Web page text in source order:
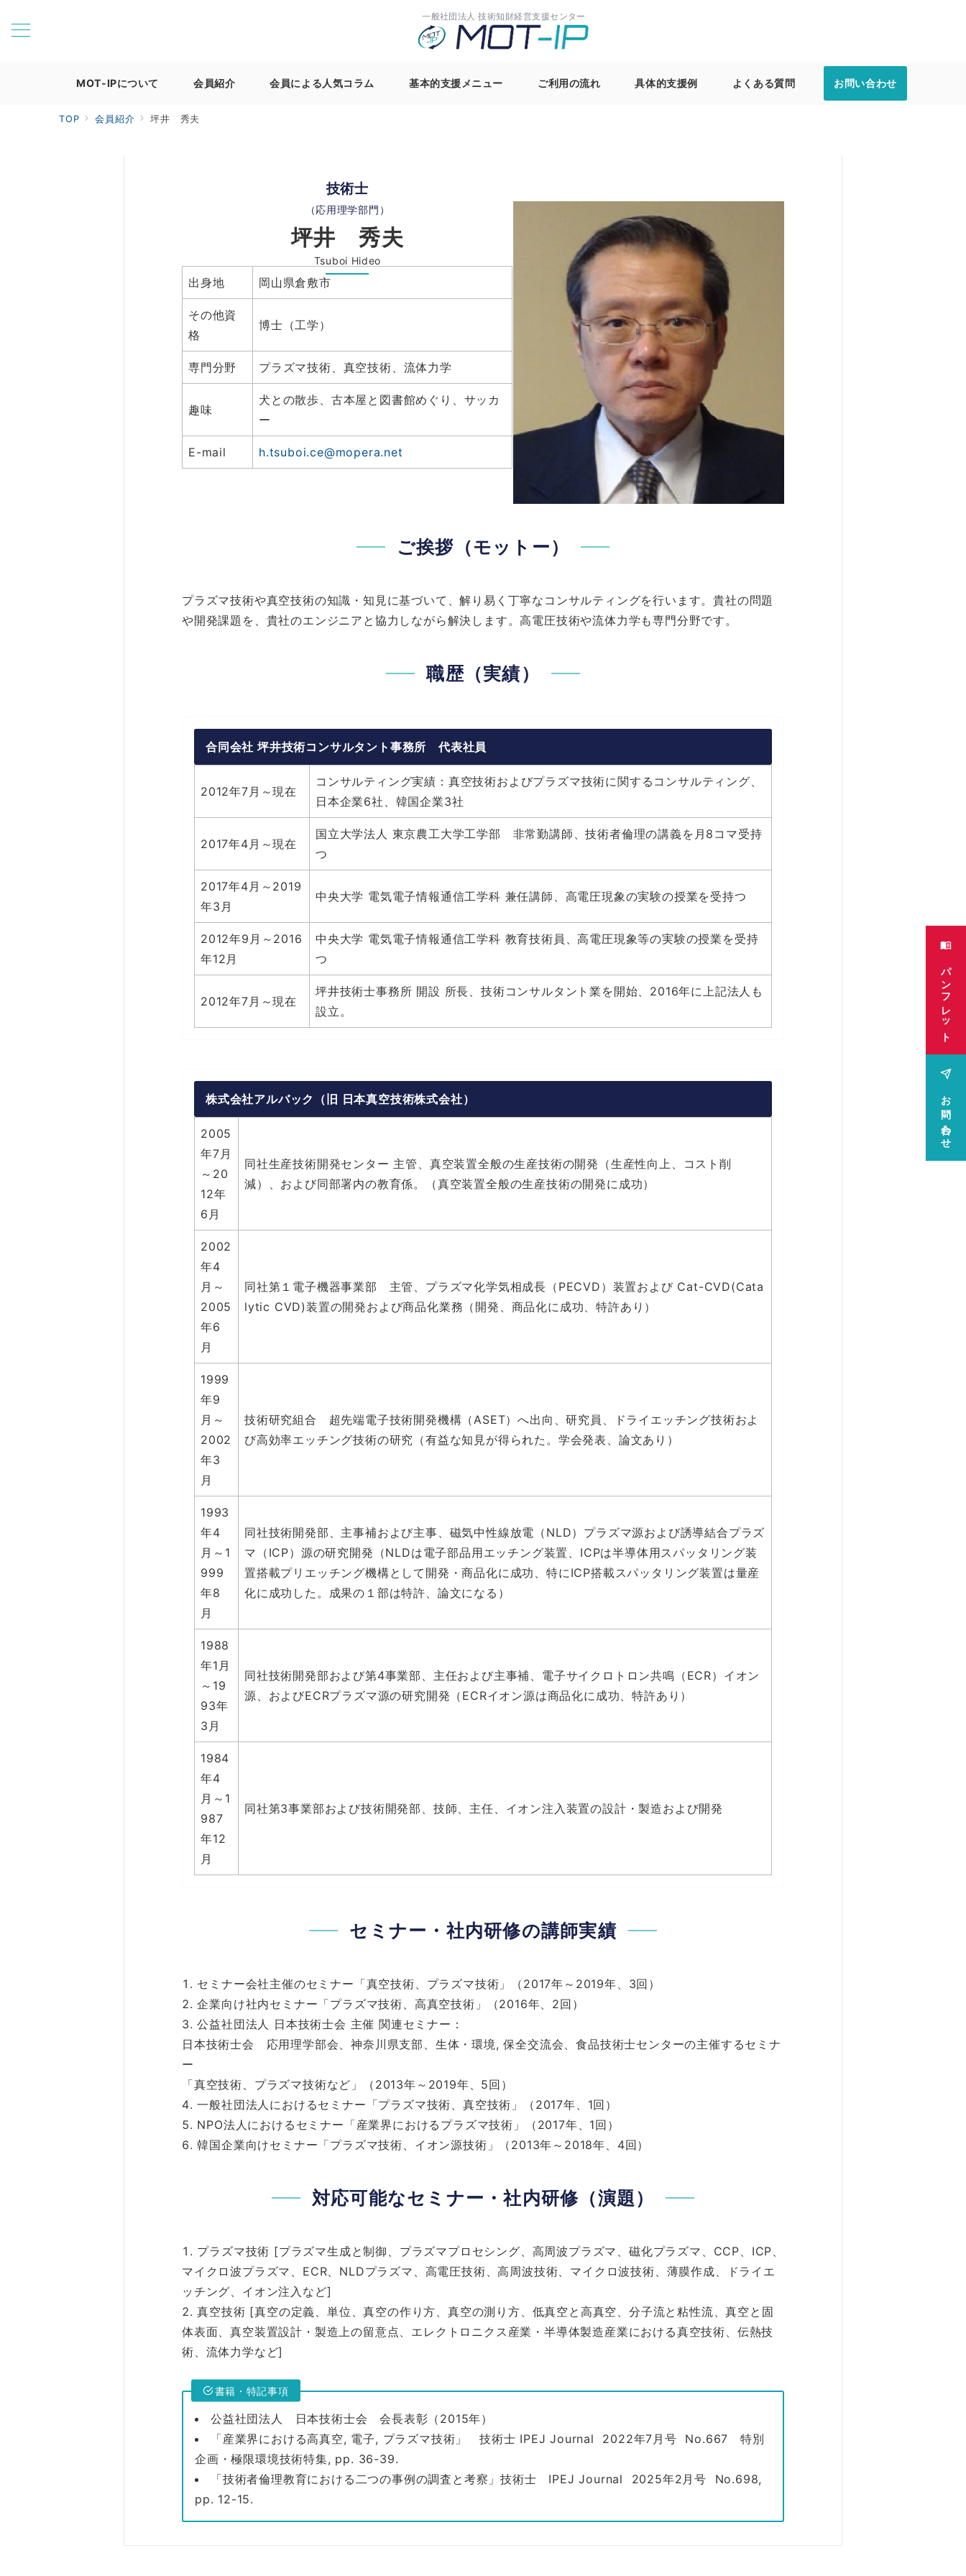
一般社団法人 技術知財経営支援センター
MOT-IPについて 会員紹介 会員による人気コラム 基本的支援メニュー ご利用の流れ 具体的支援例 よくある質問 お問い合わせ
TOP 会員紹介 坪井 秀夫
技術士
（応用理学部門）
坪井 秀夫
Tsuboi Hideo
出身地 岡山県倉敷市
その他資
格
博士（工学）
専門分野 プラズマ技術、真空技術、流体力学
趣味
犬との散歩、古本屋と図書館めぐり、サッカ
ー
E-mail h.tsuboi.ce@mopera.net
ご挨拶（モットー）
プラズマ技術や真空技術の知識・知見に基づいて、解り易く丁寧なコンサルティングを行います。貴社の問題
や開発課題を、貴社のエンジニアと協力しながら解決します。高電圧技術や流体力学も専門分野です。
職歴（実績）
合同会社 坪井技術コンサルタント事務所 代表社員
2012年7月～現在
コンサルティング実績：真空技術およびプラズマ技術に関するコンサルティング、
日本企業6社、韓国企業3社
2017年4月～現在
国立大学法人 東京農工大学工学部 非常勤講師、技術者倫理の講義を月8コマ受持
つ
2017年4月～2019
年3月
中央大学 電気電子情報通信工学科 兼任講師、高電圧現象の実験の授業を受持つ
2012年9月～2016
年12月
中央大学 電気電子情報通信工学科 教育技術員、高電圧現象等の実験の授業を受持
つ
2012年7月～現在
坪井技術士事務所 開設 所長、技術コンサルタント業を開始、2016年に上記法人も
設立。
株式会社アルバック（旧 日本真空技術株式会社）
2005
年7月
～20
12年
6月
同社生産技術開発センター 主管、真空装置全般の生産技術の開発（生産性向上、コスト削
減）、および同部署内の教育係。（真空装置全般の生産技術の開発に成功）
2002
年4
月～
2005
年6
月
同社第１電子機器事業部 主管、プラズマ化学気相成長（PECVD）装置および Cat-CVD(Cata
lytic CVD)装置の開発および商品化業務（開発、商品化に成功、特許あり）
1999
年9
月～
2002
年3
月
技術研究組合 超先端電子技術開発機構（ASET）へ出向、研究員、ドライエッチング技術およ
び高効率エッチング技術の研究（有益な知見が得られた。学会発表、論文あり）
1993
年4
月～1
999
年8
月
同社技術開発部、主事補および主事、磁気中性線放電（NLD）プラズマ源および誘導結合プラズ
マ（ICP）源の研究開発（NLDは電子部品用エッチング装置、ICPは半導体用スパッタリング装
置搭載プリエッチング機構として開発・商品化に成功、特にICP搭載スパッタリング装置は量産
化に成功した。成果の１部は特許、論文になる）
1988
年1月
～19
93年
3月
同社技術開発部および第4事業部、主任および主事補、電子サイクロトロン共鳴（ECR）イオン
源、およびECRプラズマ源の研究開発（ECRイオン源は商品化に成功、特許あり）
1984
年4
月～1
987
年12
月
同社第3事業部および技術開発部、技師、主任、イオン注入装置の設計・製造および開発
セミナー・社内研修の講師実績
セミナー会社主催のセミナー「真空技術、プラズマ技術」（2017年～2019年、3回）
企業向け社内セミナー「プラズマ技術、高真空技術」（2016年、2回）
公益社団法人 日本技術士会 主催 関連セミナー：
日本技術士会 応用理学部会、神奈川県支部、生体・環境, 保全交流会、食品技術士センターの主催するセミナ
ー
「真空技術、プラズマ技術など」（2013年～2019年、5回）
一般社団法人におけるセミナー「プラズマ技術、真空技術」（2017年、1回）
NPO法人におけるセミナー「産業界におけるプラズマ技術」（2017年、1回）
韓国企業向けセミナー「プラズマ技術、イオン源技術」（2013年～2018年、4回）
対応可能なセミナー・社内研修（演題）
プラズマ技術 [プラズマ生成と制御、プラズマプロセシング、高周波プラズマ、磁化プラズマ、CCP、ICP、
マイクロ波プラズマ、ECR、NLDプラズマ、高電圧技術、高周波技術、マイクロ波技術、薄膜作成、ドライエ
ッチング、イオン注入など]
真空技術 [真空の定義、単位、真空の作り方、真空の測り方、低真空と高真空、分子流と粘性流、真空と固
体表面、真空装置設計・製造上の留意点、エレクトロニクス産業・半導体製造産業における真空技術、伝熱技
術、流体力学など]
書籍・特記事項
公益社団法人 日本技術士会 会長表彰（2015年）
「産業界における高真空, 電子, プラズマ技術」 技術士 IPEJ Journal 2022年7月号 No.667 特別
企画・極限環境技術特集, pp. 36-39.
「技術者倫理教育における二つの事例の調査と考察」技術士 IPEJ Journal 2025年2月号 No.698,
pp. 12-15.
パンフレット
お問い合わせ